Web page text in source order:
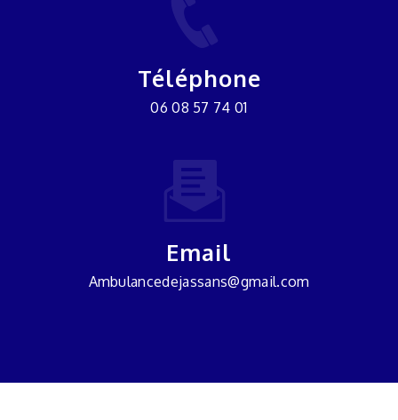
Téléphone
06 08 57 74 01
Email
ambulancedejassans@gmail.com